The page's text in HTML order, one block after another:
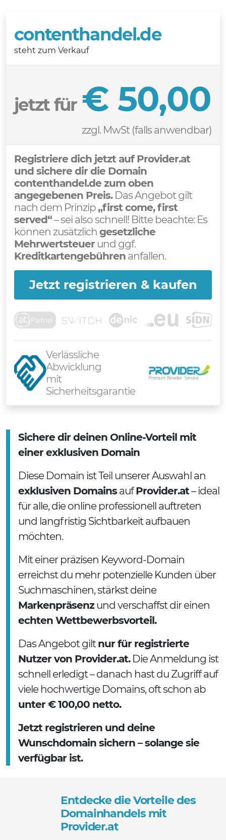
Sichere dir deinen Online-Vorteil mit
einer exklusiven Domain
Diese Domain ist Teil unserer Auswahl an
exklusiven Domains aufProvider.at– ideal
für alle, die online professionell auftreten
und langfristig Sichtbarkeit aufbauen
möchten.
Mit einer präzisen Keyword-Domain
erreichst du mehr potenzielle Kunden über
Suchmaschinen, stärkst deine
Markenpräsenzund verschaffst dir einen
echten Wettbewerbsvorteil.
Das Angebot giltnur für registrierte
Nutzer von Provider.at.Die Anmeldung ist
schnell erledigt – danach hast du Zugriff auf
viele hochwertige Domains, oft schon ab
unter € 100,00 netto.
Jetzt registrieren und deine
Wunschdomain sichern – solange sie
verfügbar ist.
contenthandel.de
steht zum Verkauf
jetzt für € 50,00
zzgl. MwSt (falls anwendbar)
Registriere dich jetzt auf Provider.at
und sichere dir die Domain
contenthandel.de zum oben
angegebenen Preis.Das Angebot gilt
nach dem Prinzip„first come, first
served“– sei also schnell! Bitte beachte: Es
können zusätzlich gesetzliche
Mehrwertsteuer und ggf.
Kreditkartengebühren anfallen.
Jetzt registrieren & kaufen
Verlässliche
Abwicklung
mit
Sicherheitsgarantie
Entdecke die Vorteile des
Domainhandels mit
Provider.at